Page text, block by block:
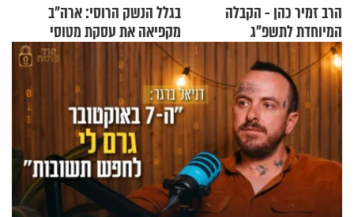
הרב זמיר כהן - הקבלה
המיוחדת לתשפ"ג
בגלל הנשק הרוסי: ארה"ב
מקפיאה את עסקת מטוסי
הקרב לטורקיה